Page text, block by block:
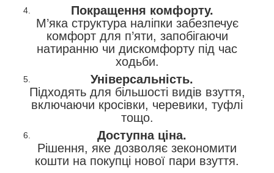
Покращення комфорту.
М’яка структура наліпки забезпечує
комфорт для п’яти, запобігаючи
натиранню чи дискомфорту під час
ходьби.
Універсальність.
Підходять для більшості видів взуття,
включаючи кросівки, черевики, туфлі
тощо.
Доступна ціна.
Рішення, яке дозволяє зекономити
кошти на покупці нової пари взуття.